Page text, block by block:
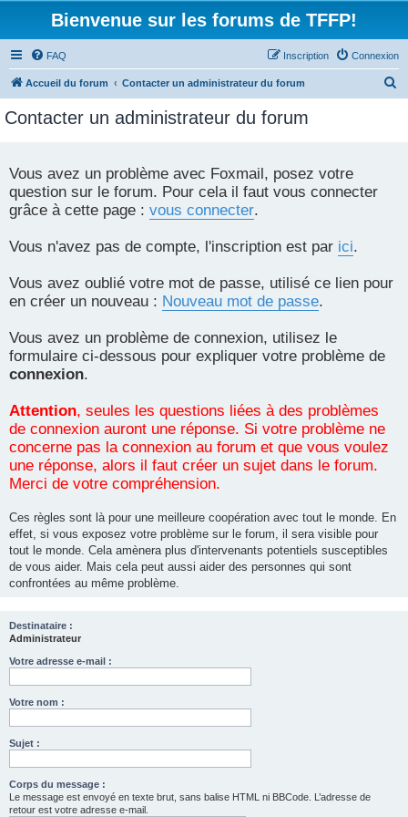
Bienvenue sur les forums de TFFP!
FAQ Connexion
Inscription
Accueil du forum Contacter un administrateur du forum
Contacter un administrateur du forum
Vous avez un problème avec Foxmail, posez votre
question sur le forum. Pour cela il faut vous connecter
grâce à cette page : vous connecter.
Vous n'avez pas de compte, l'inscription est par ici.
Vous avez oublié votre mot de passe, utilisé ce lien pour
en créer un nouveau : Nouveau mot de passe.
Vous avez un problème de connexion, utilisez le
formulaire ci-dessous pour expliquer votre problème de
connexion.
Attention, seules les questions liées à des problèmes
de connexion auront une réponse. Si votre problème ne
concerne pas la connexion au forum et que vous voulez
une réponse, alors il faut créer un sujet dans le forum.
Merci de votre compréhension.
Ces règles sont là pour une meilleure coopération avec tout le monde. En
effet, si vous exposez votre problème sur le forum, il sera visible pour
tout le monde. Cela amènera plus d'intervenants potentiels susceptibles
de vous aider. Mais cela peut aussi aider des personnes qui sont
confrontées au même problème.
Destinataire :
Administrateur
Votre adresse e-mail :
Votre nom :
Sujet :
Corps du message :
Le message est envoyé en texte brut, sans balise HTML ni BBCode. L’adresse de
retour est votre adresse e-mail.